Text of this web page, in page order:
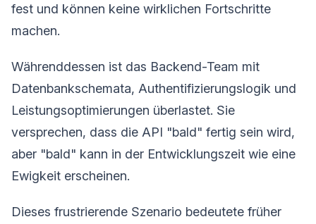
fest und können keine wirklichen Fortschritte
machen.
Währenddessen ist das Backend-Team mit
Datenbankschemata, Authentifizierungslogik und
Leistungsoptimierungen überlastet. Sie
versprechen, dass die API "bald" fertig sein wird,
aber "bald" kann in der Entwicklungszeit wie eine
Ewigkeit erscheinen.
Dieses frustrierende Szenario bedeutete früher